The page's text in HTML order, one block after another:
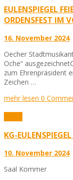
EULENSPIEGEL
ORDENSFEST IM
16. November 2024
Oecher
Oche“
zum Ehrenpräsident
Zeichen …
mehr lesen 0
KG-
10. November 2024
Saal Kommer